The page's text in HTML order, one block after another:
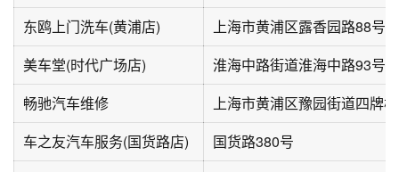
东鸥上门洗车(黄浦店)
上海市黄浦区露香园路88号
美车堂(时代广场店)
畅驰汽车维修
上海市黄浦区豫园街道四牌
车之友汽车服务(国货路店)
国货路380号